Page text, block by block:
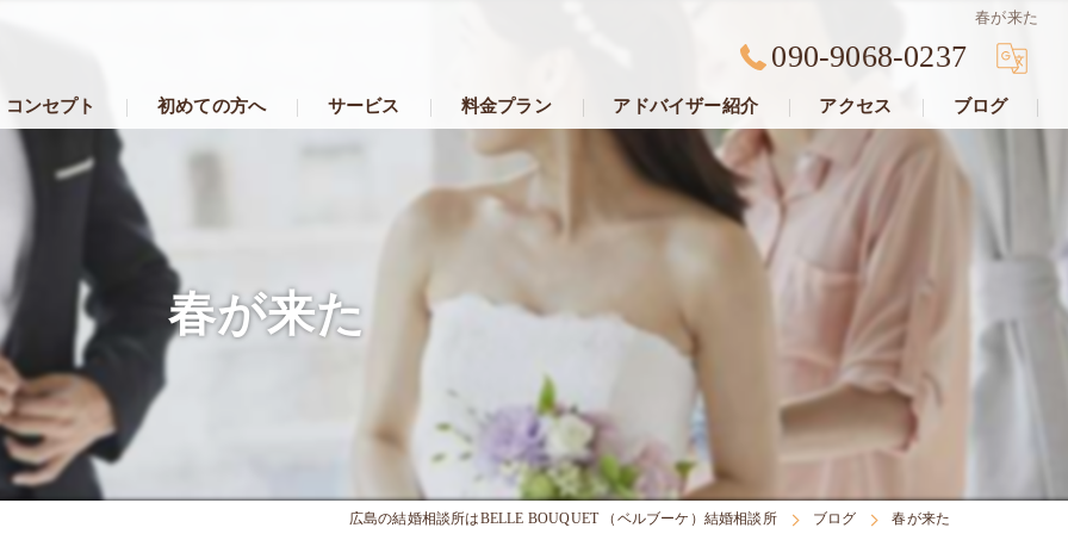
春が来た
090-9068-0237
コンセプト 初めての方へ サービス 料金プラン アドバイザー紹介 アクセス ブログ
春が来た
広島の結婚相談所はBELLE BOUQUET （ベルブーケ）結婚相談所 ブログ 春が来た